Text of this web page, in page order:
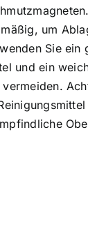
um
Sie ein
und ein